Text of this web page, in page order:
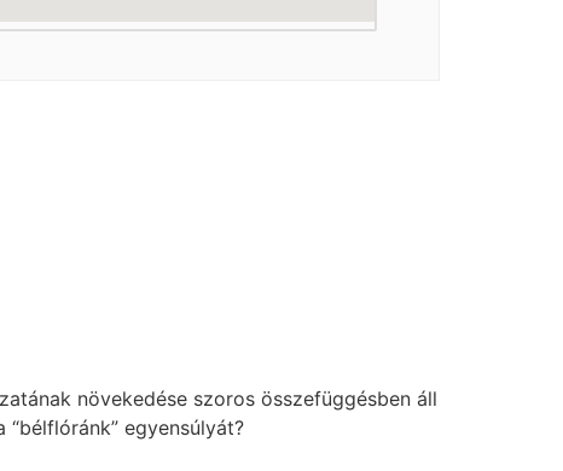
növekedése szoros összefüggésben áll
egyensúlyát?